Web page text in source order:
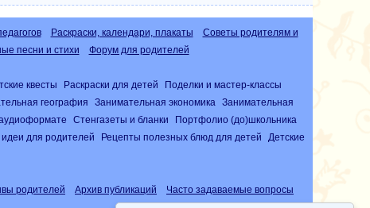
Раскраски, календари, плакаты
Советы родителям и
песни и стихи Форум для родителей
квесты Раскраски для детей
Поделки и мастер-классы
география Занимательная экономика
Занимательная
Стенгазеты и бланки
Портфолио (до)школьника
для родителей Рецепты полезных блюд для детей
Детские
родителей Архив публикаций
Часто задаваемые вопросы